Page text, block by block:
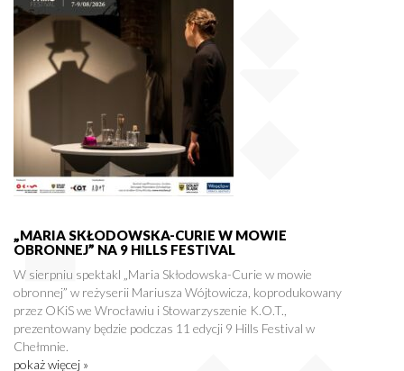
„MARIA SKŁODOWSKA-CURIE W MOWIE
OBRONNEJ” NA 9 HILLS FESTIVAL
W sierpniu spektakl „Maria Skłodowska-Curie w mowie
obronnej” w reżyserii Mariusza Wójtowicza, koprodukowany
przez OKiS we Wrocławiu i Stowarzyszenie K.O.T.,
prezentowany będzie podczas 11 edycji 9 Hills Festival w
Chełmnie.
pokaż więcej »